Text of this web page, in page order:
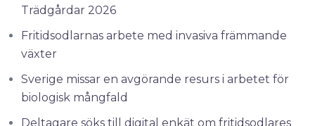
Trädgårdar 2026
Fritidsodlarnas arbete med invasiva främmande
växter
Sverige missar en avgörande resurs i arbetet för
biologisk mångfald
Deltagare söks till digital enkät om fritidsodlares